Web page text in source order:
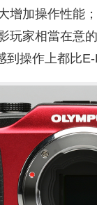
增加操作性能
玩家相當在意
到操作上都比E-